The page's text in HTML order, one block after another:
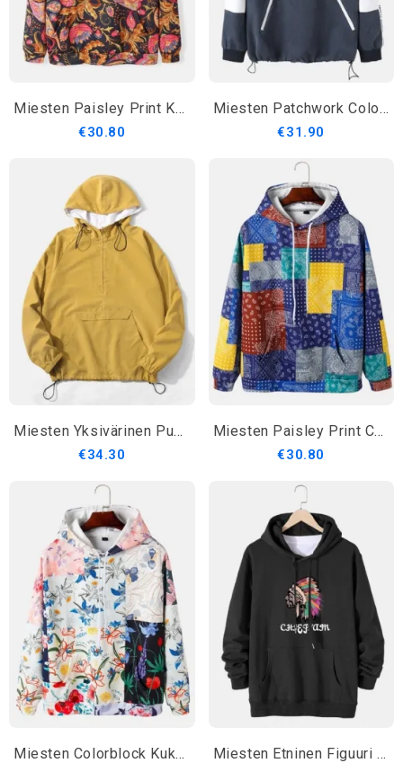
Miesten Paisley Print Kangaroo Pocket Pitkähihaiset Hupparit
€30.80
Miesten Patchwork Color Block Vetoketjullinen Etuhuppari Kannettava Tuulitakki
€31.90
Miesten Yksivärinen Puolivetoketjullinen Villapaita Kannettava Tuulitakki
€34.30
Miesten Paisley Print Colorblock Kangaroo Pocket Hupparit
€30.80
Miesten Colorblock Kukkakuvioiset Kangaroo Pocket Drawsrting Hupparit Miesten Etninen Figuuri Graafinen Printti Kiristysnyörillä Puuvillainen Villapaita